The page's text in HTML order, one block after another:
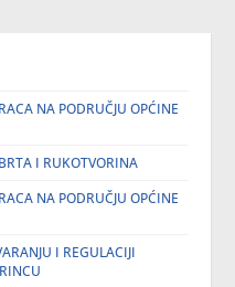
NA PODRUČJU OPĆINE
I RUKOTVORINA
NA PODRUČJU OPĆINE
I REGULACIJI